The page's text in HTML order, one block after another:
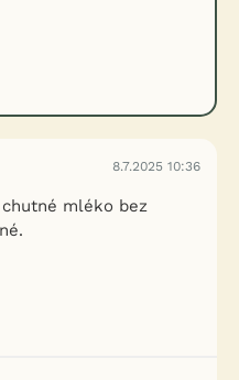
8.7.2025 10:36
mléko bez